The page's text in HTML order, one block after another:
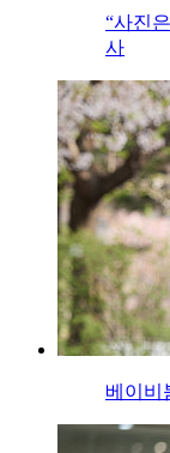
“사진
사
베이비